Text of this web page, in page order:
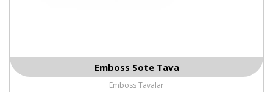
Emboss Sote Tava
Emboss Tavalar